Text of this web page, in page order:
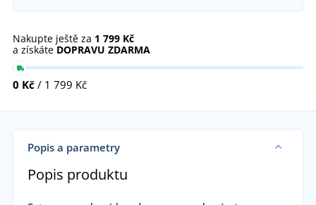
Nakupte ještě za 1 799 Kč
a získáte DOPRAVU ZDARMA
0 Kč / 1 799 Kč
Popis a parametry
Popis produktu